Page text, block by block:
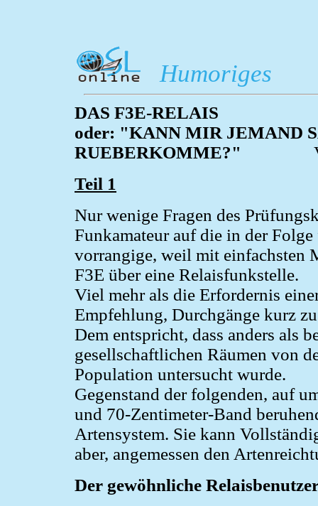
Humoriges
DAS F3E-RELAIS
oder: "KANN MIR JEMAND
RUEBERKOMME?"
Von
Teil 1
Nur wenige Fragen des
Funkamateur auf die in der
vorrangige, weil mit einfachsten
F3E über eine Relaisfunkstelle.
Viel mehr als die Erfordernis
Empfehlung, Durchgänge kurz
Dem entspricht, dass anders als
gesellschaftlichen Räumen von
Population untersucht wurde.
Gegenstand der folgenden, auf
und 70-Zentimeter-Band
Artensystem. Sie kann
aber, angemessen den
Der gewöhnliche